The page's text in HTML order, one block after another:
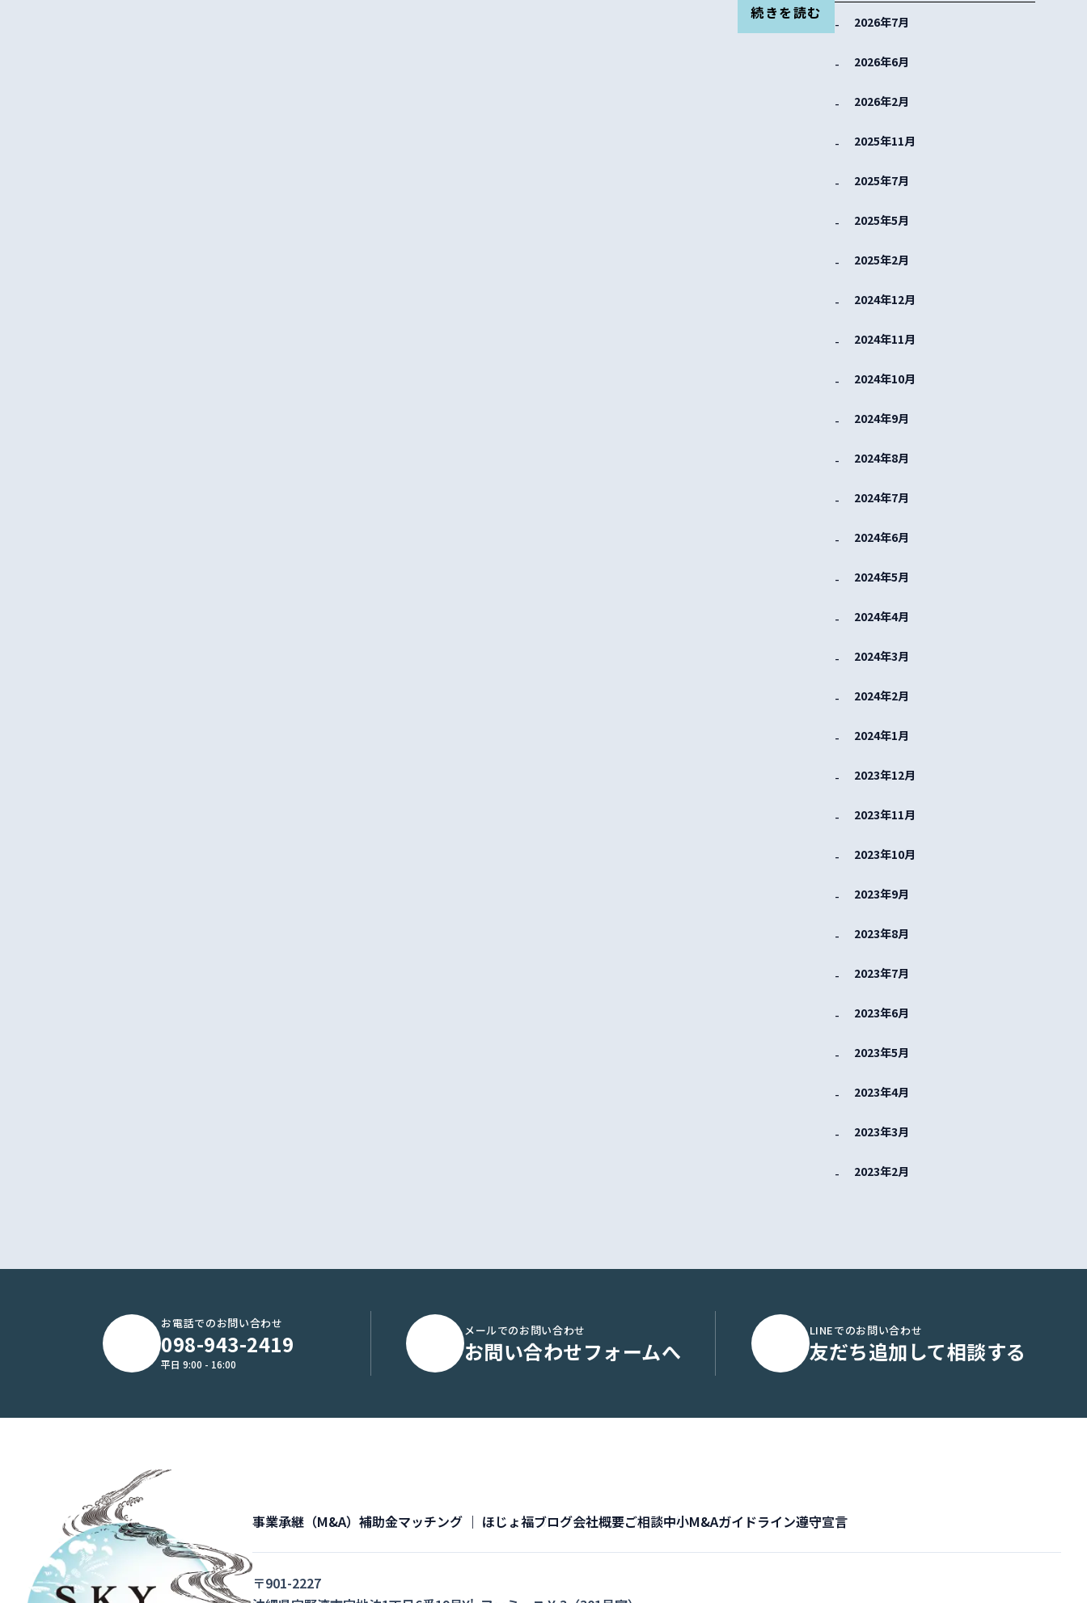
続きを読む 2026年7月
2026年6月
2026年2月
2025年11月
2025年7月
2025年5月
2025年2月
2024年12月
2024年11月
2024年10月
2024年9月
2024年8月
2024年7月
2024年6月
2024年5月
2024年4月
2024年3月
2024年2月
2024年1月
2023年12月
2023年11月
2023年10月
2023年9月
2023年8月
2023年7月
2023年6月
2023年5月
2023年4月
2023年3月
2023年2月
お電話でのお問い合わせ
098-943-2419
平日 9:00 - 16:00
メールでのお問い合わせ
お問い合わせフォームへ
LINEでのお問い合わせ
友だち追加して相談する
事業承継（M&A） 補助金マッチング ｜ ほじょ福ブログ会社概要ご相談中小M&Aガイドライン遵守宣言
〒901-2227